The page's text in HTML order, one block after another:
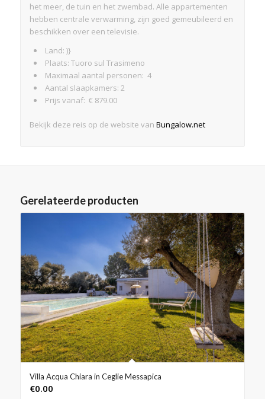
het meer, de tuin en het zwembad. Alle appartementen
hebben centrale verwarming, zijn goed gemeubileerd en
beschikken over een televisie.
Land: )}
Plaats: Tuoro sul Trasimeno
Maximaal aantal personen: 4
Aantal slaapkamers: 2
Prijs vanaf: € 879.00
Bekijk deze reis op de website van Bungalow.net
Gerelateerde producten
Villa Acqua Chiara in Ceglie Messapica
€0.00